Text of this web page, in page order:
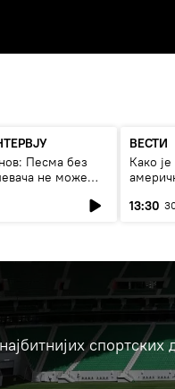
Песма без
не може
ВЕСТИ
Како
13:30